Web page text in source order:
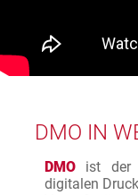
DMO IN
DMO ist der
digitalen